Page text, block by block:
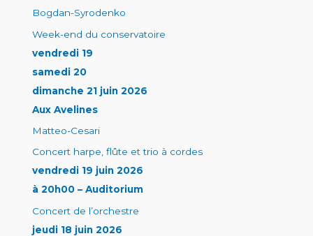
Bogdan-Syrodenko
Week-end du conservatoire
vendredi 19
samedi 20
dimanche 21 juin 2026
Aux Avelines
Matteo-Cesari
Concert harpe, flûte et trio à cordes
vendredi 19 juin 2026
à 20h00 – Auditorium
Concert de l’orchestre
jeudi 18 juin 2026